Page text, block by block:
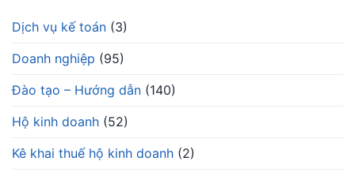
Dịch vụ kế toán (3)
Doanh nghiệp (95)
Đào tạo – Hướng dẫn (140)
Hộ kinh doanh (52)
Kê khai thuế hộ kinh doanh (2)